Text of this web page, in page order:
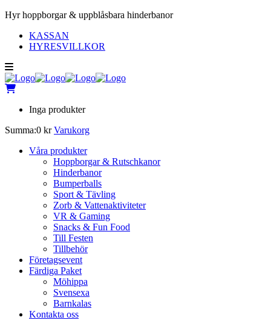
Hyr hoppborgar & uppblåsbara hinderbanor
KASSAN
HYRESVILLKOR
Inga produkter
Summa:0 kr Varukorg
Våra produkter
Hoppborgar & Rutschkanor
Hinderbanor
Bumperballs
Sport & Tävling
Zorb & Vattenaktiviteter
VR & Gaming
Snacks & Fun Food
Till Festen
Tillbehör
Företagsevent
Färdiga Paket
Möhippa
Svensexa
Barnkalas
Kontakta oss